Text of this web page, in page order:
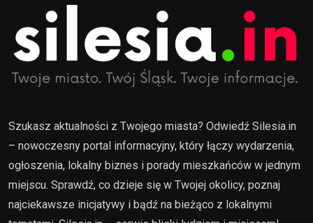
Szukasz aktualności z Twojego miasta? Odwiedź Silesia.in
– nowoczesny portal informacyjny, który łączy wydarzenia,
ogłoszenia, lokalny biznes i porady mieszkańców w jednym
miejscu. Sprawdź, co dzieje się w Twojej okolicy, poznaj
najciekawsze inicjatywy i bądź na bieżąco z lokalnymi